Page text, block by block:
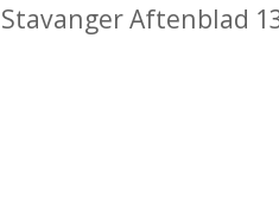
Aftenblad